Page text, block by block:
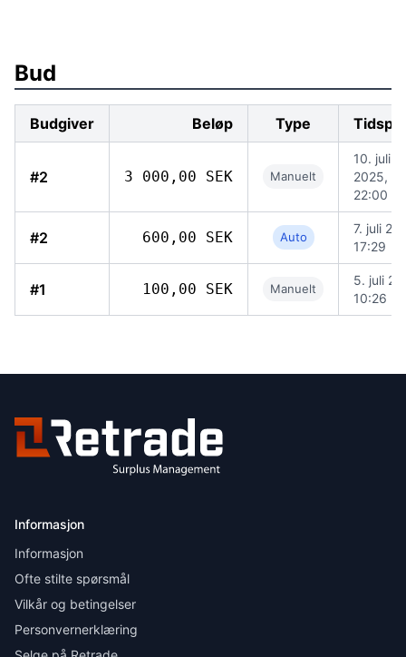
Bud
Budgiver Beløp Type
#2 3 000,00 SEK Manuelt
10. juli
2025,
22:00
#2 600,00 SEK Auto
7. juli
17:29
#1 100,00 SEK Manuelt
5. juli
10:26
Informasjon
Informasjon
Ofte stilte spørsmål
Vilkår og betingelser
Personvernerklæring